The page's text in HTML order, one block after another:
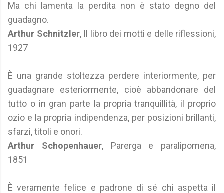
Ma chi lamenta la perdita non è stato degno del
guadagno.
Arthur Schnitzler, Il libro dei motti e delle riflessioni,
1927
È una grande stoltezza perdere interiormente, per
guadagnare esteriormente, cioè abbandonare del
tutto o in gran parte la propria tranquillità, il proprio
ozio e la propria indipendenza, per posizioni brillanti,
sfarzi, titoli e onori.
Arthur Schopenhauer, Parerga e paralipomena,
1851
È veramente felice e padrone di sé chi aspetta il